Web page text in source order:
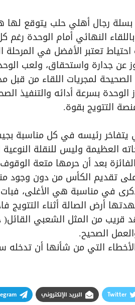
رجال أهلي حلب يتوقع لها
النهائي أمام الوحدة
تعتبر الأفضل في
عن جدارة واستحقاق، ولعب
لمجريات اللقاء من
الوحدة بسرعة أدائه والتنفيذ
التتويج بقوة.
يتفاخر رئيسه في كل مناسبة
العظيمة وليس للنقلة النوعية
بعد أن حرمها متعة
تقديم الكأس من دون وجود
في مناسبة هي الأغلى،
أرض الصالة أثناء التتويج
من المثل الشعبي القائل(
الصحيح.
الأخطاء التي من شأنها أن
Twitter البريد الإلكتروني